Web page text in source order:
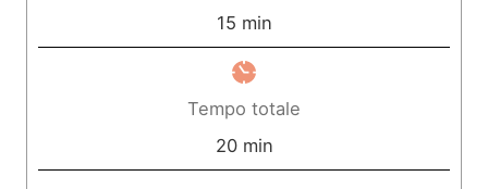
t
i
15m
i
t
min
Tempo totale
20mmin